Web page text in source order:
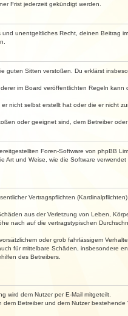
Frist jederzeit gekündigt werden.
unentgeltliches Recht, deinen Beitrag
Sitten verstoßen. Du erklärst
im Board veröffentlichten Regeln
nicht selbst erstellt hat oder die er nicht
oder geeignet sind, dem Betreiber
Foren-Software von phpBB
und Weise, wie die Software
Vertragspflichten
aus der Verletzung von Leben,
nach auf die vertragstypischen
oder grob fahrlässigem
für mittelbare Schäden, insbesondere
des Betreibers.
wird dem Nutzer per E-Mail mitgeteilt.
Betreiber und dem Nutzer bestehende